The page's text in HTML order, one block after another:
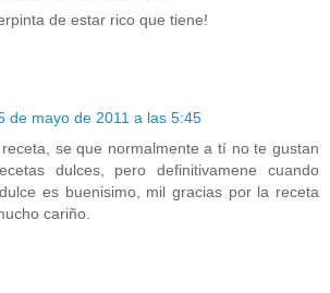
de estar rico que tiene!
de mayo de 2011 a las 5:45
se que normalmente a tí no te gustan
dulces, pero definitivamene cuando
es buenisimo, mil gracias por la receta
cariño.